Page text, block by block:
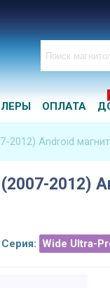
ОПЛАТА
2012) Android
(2007-2012)
Серия: Wide Ultra-